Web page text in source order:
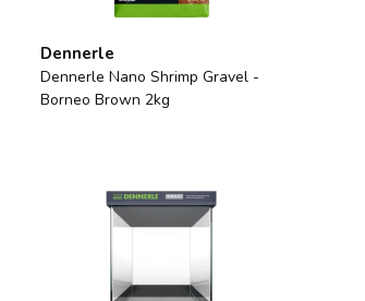
Dennerle
Dennerle Nano Shrimp Gravel -
Borneo Brown 2kg